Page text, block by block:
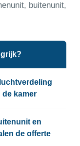
buitenunit,
de kamer
en
de offerte